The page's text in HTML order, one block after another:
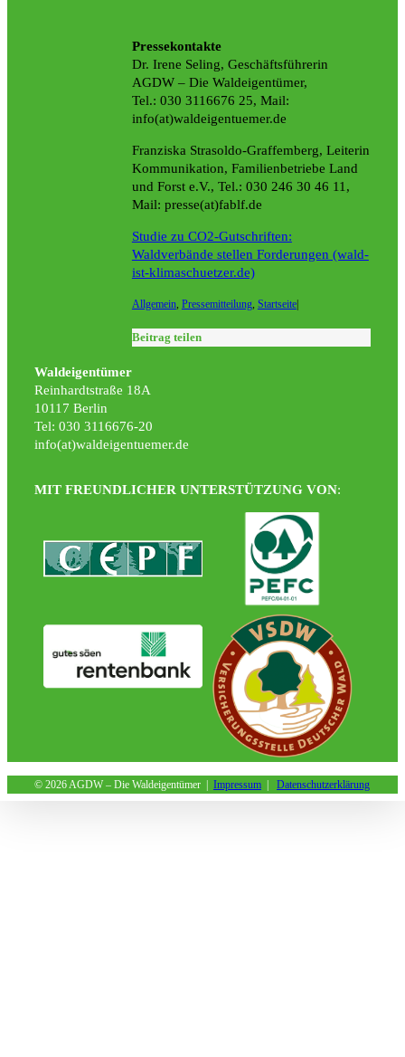
Pressekontakte
Dr. Irene Seling, Geschäftsführerin
AGDW – Die Waldeigentümer,
Tel.: 030 3116676 25, Mail:
info(at)waldeigentuemer.de
Franziska Strasoldo-Graffemberg, Leiterin
Kommunikation, Familienbetriebe Land
und Forst e.V., Tel.: 030 246 30 46 11,
Mail: presse(at)fablf.de
Studie zu CO2-Gutschriften:
Waldverbände stellen Forderungen (wald-
ist-klimaschuetzer.de)
Allgemein, Pressemitteilung, Startseite|
Beitrag teilen
Waldeigentümer
Reinhardtstraße 18A
10117 Berlin
Tel: 030 3116676-20
info(at)waldeigentuemer.de
MIT FREUNDLICHER UNTERSTÜTZUNG VON:
© 2026 AGDW – Die Waldeigentümer | Impressum Datenschutzerklärung